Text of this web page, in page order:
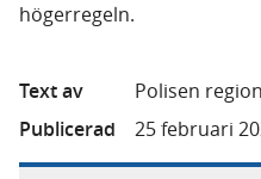
högerregeln.
Text av
Polisen
Publicerad
25 februari